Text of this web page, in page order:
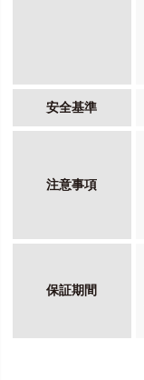
安全基準
注意事項
保証期間